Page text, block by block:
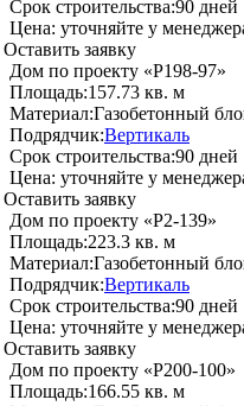
Срок строительства:90 дней
Цена: уточняйте у
Оставить заявку
Дом по проекту «P198-97»
Площадь:157.73 кв. м
Материал:Газобетонный
Подрядчик:Вертикаль
Срок строительства:90 дней
Цена: уточняйте у
Оставить заявку
Дом по проекту «P2-139»
Площадь:223.3 кв. м
Материал:Газобетонный
Подрядчик:Вертикаль
Срок строительства:90 дней
Цена: уточняйте у
Оставить заявку
Дом по проекту «P200-100»
Площадь:166.55 кв. м